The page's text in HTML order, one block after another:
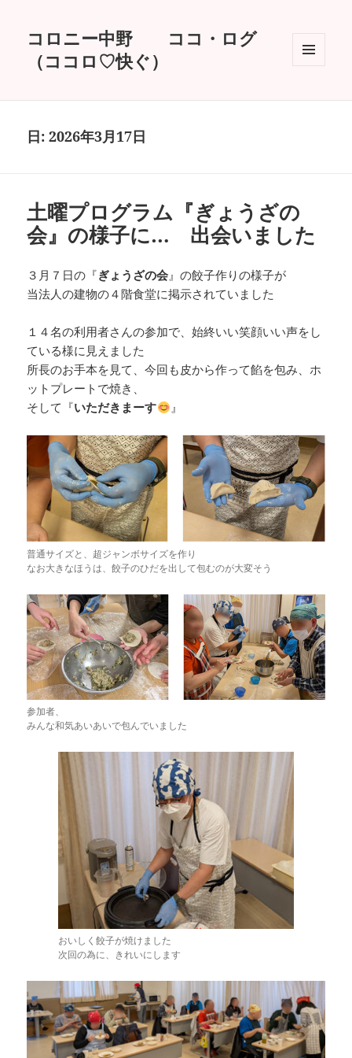
コロニー中野 ココ・ログ
（ココロ♡快ぐ）
ィジェ
日:2026年3月17日
土曜プログラム『ぎょうざの
会』の様子に… 出会いました
３月７日の『ぎょうざの会』の餃子作りの様子が
当法人の建物の４階食堂に掲示されていました
１４名の利用者さんの参加で、始終いい笑顔いい声をし
ている様に見えました
所長のお手本を見て、今回も皮から作って餡を包み、ホ
ットプレートで焼き、
そして『いただきまーす 』
普通サイズと、超ジャンボサイズを作り
なお大きなほうは、餃子のひだを出して包むのが大変そう
参加者、
みんな和気あいあいで包んでいました
おいしく餃子が焼けました
次回の為に、きれいにします